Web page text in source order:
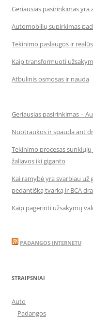
Geriausias pasirinkimas
Automobilių supirkimas
Tekinimo paslaugos ir
Kaip transformuoti
Atbulinis osmosas ir nauda
Geriausias pasirinkimas –
Nuotraukos ir spauda ant
Tekinimo procesas
žaliavos iki giganto
Kai ramybė yra svarbiau už
pedantišką tvarką ir BCA
Kaip pagerinti užsakymų
PADANGOS INTERNETU
STRAIPSNIAI
Auto
Padangos